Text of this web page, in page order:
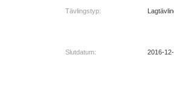
Tävlingstyp:
Slutdatum: 2016-12-